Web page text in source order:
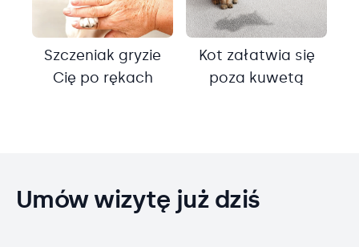
Szczeniak gryzie
Cię po rękach
Kot załatwia się
poza kuwetą
Umów wizytę już dziś